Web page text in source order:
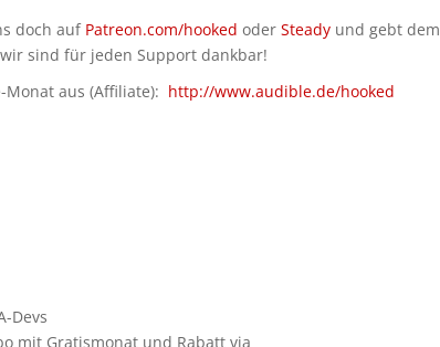
doch auf Patreon.com/hooked oder Steady und gebt dem
sind für jeden Support dankbar!
aus (Affiliate): http://www.audible.de/hooked
Devs
mit Gratismonat und Rabatt via